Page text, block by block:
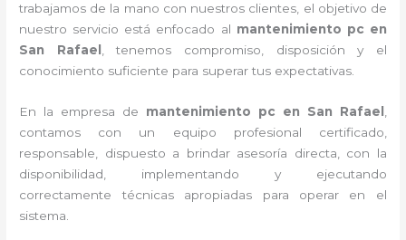
trabajamos de la mano con nuestros clientes, el objetivo de
nuestro servicio está enfocado al mantenimiento pc en
San Rafael
, tenemos compromiso, disposición y el
conocimiento suficiente para superar tus expectativas.
En la empresa de mantenimiento pc en San Rafael
contamos con un equipo profesional certificado,
responsable, dispuesto a brindar asesoría directa, con la
disponibilidad, implementando y ejecutando
correctamente técnicas apropiadas para operar en el
sistema.